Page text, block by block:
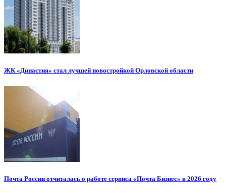
ЖК «Династия» стал лучшей новостройкой Орловской области
Почта России отчиталась о работе сервиса «Почта Бизнес» в 2026 году